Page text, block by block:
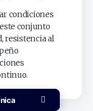
condiciones
conjunto
resistencia al